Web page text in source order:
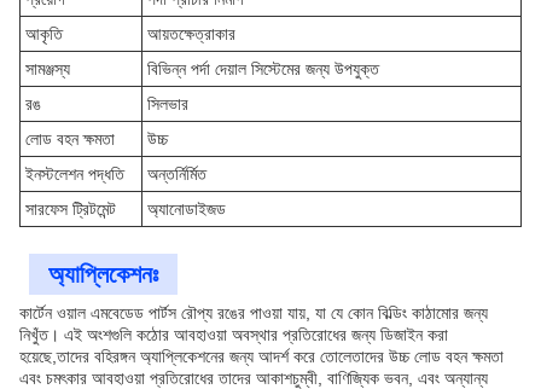
আকৃতি
আয়তক্ষেত্রাকার
সামঞ্জস্য
বিভিন্ন পর্দা দেয়াল সিস্টেমের জন্য উপযুক্ত
রঙ
সিলভার
লোড বহন ক্ষমতা
উচ্চ
ইনস্টলেশন পদ্ধতি
অন্তর্নির্মিত
সারফেস ট্রিটমেন্ট
অ্যানোডাইজড
অ্যাপ্লিকেশনঃ
কার্টেন ওয়াল এমবেডেড পার্টস রৌপ্য রঙের পাওয়া যায়, যা যে কোন বিল্ডিং কাঠামোর জন্য
নিখুঁত। এই অংশগুলি কঠোর আবহাওয়া অবস্থার প্রতিরোধের জন্য ডিজাইন করা
হয়েছে,তাদের বহিরঙ্গন অ্যাপ্লিকেশনের জন্য আদর্শ করে তোলেতাদের উচ্চ লোড বহন ক্ষমতা
এবং চমৎকার আবহাওয়া প্রতিরোধের তাদের আকাশচুম্বী, বাণিজ্যিক ভবন, এবং অন্যান্য